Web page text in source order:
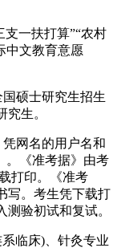
一扶打算”“农村
中文教育意愿
硕士研究生招生
生。
网名的用户名和
。《准考据》由考
打印。《准考
写。考生凭下载打
验初试和复试。
临床)、针灸专业